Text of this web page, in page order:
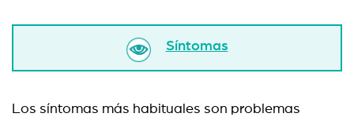
Síntomas
Los síntomas más habituales son problemas